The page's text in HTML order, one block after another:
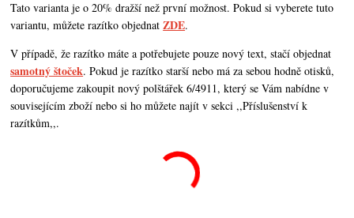
Tato varianta je o 20% dražší než první možnost. Pokud si vyberete tuto
variantu, můžete razítko objednatZDE.
V případě, že razítko máte a potřebujete pouze nový text, stačí objednat
samotný štoček. Pokud je razítko starší nebo má za sebou hodně otisků,
doporučujeme zakoupit nový polštářek 6/4911, který se Vám nabídne v
souvisejícím zboží nebo si ho můžete najít v sekci ,,Příslušenství k
razítkům,,.